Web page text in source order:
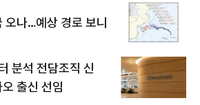
오나…예상 경로 보니
분석 전담조직 신
출신 선임